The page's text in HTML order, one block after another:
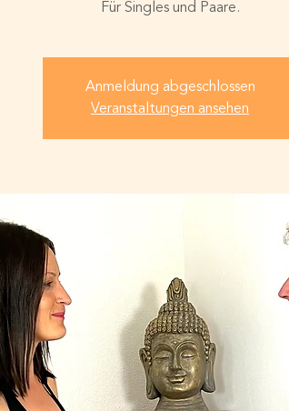
Für Singles und Paare.
Anmeldung abgeschlossen
Veranstaltungen ansehen